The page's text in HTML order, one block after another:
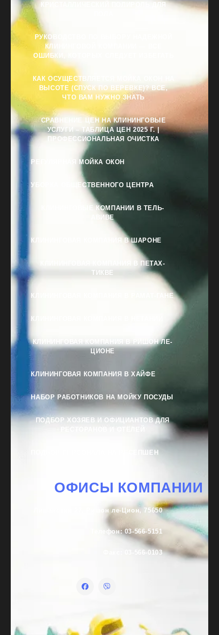
КРИСТАЛЛИЧЕСКИЙ ПОЛИРОЛЬ ДЛЯ
РУКОВОДСТВО ПО ВЫБОРУ НАДЕЖНОЙ
КЛИНИНГОВОЙ КОМПАНИИ — ВСЕ
ОШИБКИ, КОТОРЫХ СЛЕДУЕТ ИЗБЕГАТЬ
КАК ОСУЩЕСТВЛЯЕТСЯ МОЙКА ОКОН НА
ВЫСОТЕ (СПУСК ПО ВЕРЕВКЕ)? ВСЕ,
ЧТО ВАМ НУЖНО ЗНАТЬ
СРАВНЕНИЕ ЦЕН НА КЛИНИНГОВЫЕ
УСЛУГИ – ТАБЛИЦА ЦЕН 2025 Г. |
ПРОФЕССИОНАЛЬНАЯ ОЧИСТКА
РЕГУЛЯРНАЯ МОЙКА ОКОН
УБОРКА ОБЩЕСТВЕННОГО ЦЕНТРА
КЛИНИНГОВЫЕ КОМПАНИИ В ТЕЛЬ-
АВИВЕ
КЛИНИНГОВАЯ КОМПАНИЯ В ШАРОНЕ
КЛИНИНГОВАЯ КОМПАНИЯ В ПЕТАХ-
ТИКВЕ
КЛИНИНГОВАЯ КОМПАНИЯ В РАМАТ-ГАНЕ
КЛИНИНГОВАЯ КОМПАНИЯ В НЕТАНИИ
КЛИНИНГОВАЯ КОМПАНИЯ В РИШОН ЛЕ-
ЦИОНЕ
КЛИНИНГОВАЯ КОМПАНИЯ В ХАЙФЕ
НАБОР РАБОТНИКОВ НА МОЙКУ ПОСУДЫ
ПОДБОР ХОЗЯЕВ И ОФИЦИАНТОВ ДЛЯ
ПОДБОР ПЕРСОНАЛА НА РЕСЕПШЕН
ОФИСЫ КОМПАНИИ
Лишанский 27, Ришон ле-Цион, 75650
Телефон: 03-566-5151
Факс: 03-566-0103